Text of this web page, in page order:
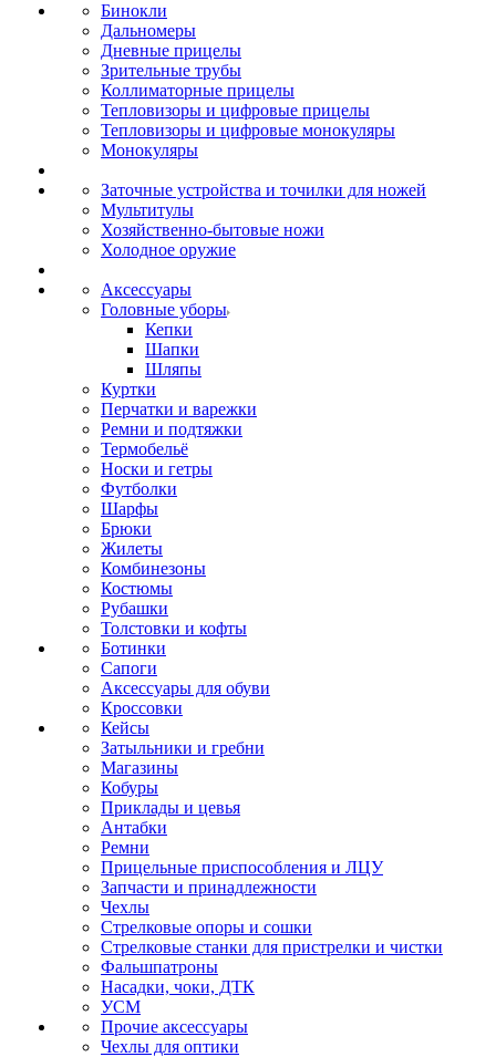
Бинокли
Дальномеры
Дневные прицелы
Зрительные трубы
Коллиматорные прицелы
Тепловизоры и цифровые прицелы
Тепловизоры и цифровые монокуляры
Монокуляры
Заточные устройства и точилки для ножей
Мультитулы
Хозяйственно-бытовые ножи
Холодное оружие
Аксессуары
Головные уборы
Кепки
Шапки
Шляпы
Куртки
Перчатки и варежки
Ремни и подтяжки
Термобельё
Носки и гетры
Футболки
Шарфы
Брюки
Жилеты
Комбинезоны
Костюмы
Рубашки
Толстовки и кофты
Ботинки
Сапоги
Аксессуары для обуви
Кроссовки
Кейсы
Затыльники и гребни
Магазины
Кобуры
Приклады и цевья
Антабки
Ремни
Прицельные приспособления и ЛЦУ
Запчасти и принадлежности
Чехлы
Стрелковые опоры и сошки
Стрелковые станки для пристрелки и чистки
Фальшпатроны
Насадки, чоки, ДТК
УСМ
Прочие аксессуары
Чехлы для оптики